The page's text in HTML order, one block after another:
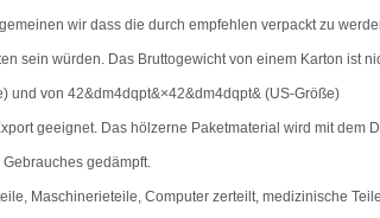
wir dass die durch empfehlen verpackt zu
sein würden. Das Bruttogewicht von einem Karton ist
und von 42&dm4dqpt&×42&dm4dqpt& (US-Größe)
geeignet. Das hölzerne Paketmaterial wird mit dem
gedämpft.
Maschinerieteile, Computer zerteilt, medizinische